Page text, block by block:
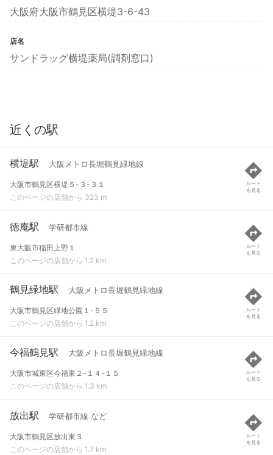
大阪府大阪市鶴見区横堤3-6-43
店名
サンドラッグ横堤薬局(調剤窓口)
近くの駅
横堤駅 大阪メトロ長堀鶴見緑地線
大阪市鶴見区横堤５-３-３１
このページの店舗から 323 m
ルート
を見る
徳庵駅 学研都市線
東大阪市稲田上野１
このページの店舗から 1.2 km
ルート
を見る
鶴見緑地駅 大阪メトロ長堀鶴見緑地線
大阪市鶴見区緑地公園１-５５
このページの店舗から 1.2 km
ルート
を見る
今福鶴見駅 大阪メトロ長堀鶴見緑地線
大阪市城東区今福東２-１４-１５
このページの店舗から 1.3 km
ルート
を見る
放出駅 学研都市線 など
大阪市鶴見区放出東３
このページの店舗から 1.7 km
ルート
を見る